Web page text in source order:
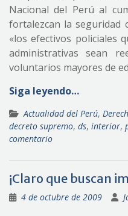
Nacional del Perú al
fortalezcan la seguridad
«los efectivos policiales
administrativas sean
voluntarios mayores de
Siga leyendo…
Actualidad del Perú,
decreto supremo, ds, interior,
comentario
¡Claro que buscan
4 de octubre de 2009